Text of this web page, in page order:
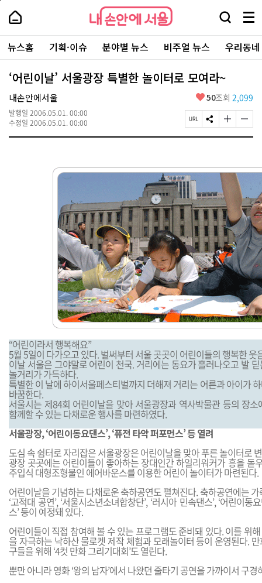
본
로
가
내
손
안
에
서
울
-
서
울
시
대
표
소
내
손
에
울
검
창
열
기
메
뉴
전
체
보
주
요
서
뉴스홈 기획·이슈 분야별 뉴스 비주얼 뉴스 우리동
‘어린이날’ 서울광장 특별한 놀이터로 모여라~
내손안에서울
발행일 2006.05.01. 00:00
수정일 2006.05.01. 00:00
좋
요
50조회 2,099
페
이
L
복
사
S
N
하
글
자
게
변
경
하
기
글
자
게
경
하
기
“어린이라서 행복해요”
5월 5일이 다가오고 있다. 벌써부터 서울 곳곳이 어린이들의 행복한 웃
이날 서울은 그야말로 어린이 천국. 거리에는 동요가 흘러나오고 발
놀거리가 가득하다.
특별한 이 날에 하이서울페스티벌까지 더해져 거리는 어른과 아이가
바꿈한다.
서울시는 제84회 어린이날을 맞아 서울광장과 역사박물관 등의 장
함께할 수 있는 다채로운 행사를 마련하였다.
서울광장, ‘어린이동요댄스’, ‘퓨전 타악 퍼포먼스’ 등 열려
도심 속 쉼터로 자리잡은 서울광장은 어린이날을 맞아 푸른 놀이터로
광장 곳곳에는 어린이들이 좋아하는 장대인간 하일리워커가 흥을 돋
주입식 대형조형물인 에어바운스를 이용한 어린이 놀이터가 마련된다.
어린이날을 기념하는 다채로운 축하공연도 펼쳐진다. 축하공연에는
‘고적대 공연’, ‘서울시소년소녀합창단’, ‘러시아 민속댄스’, ‘어린이동
스’ 등이 예정돼 있다.
어린이들이 직접 참여해 볼 수 있는 프로그램도 준비돼 있다. 이를 위
을 자극하는 낙하산 물로켓 제작 체험과 모래놀이터 등이 운영된다.
구들을 위해 ‘4컷 만화 그리기대회’도 열린다.
뿐만 아니라 영화 ‘왕의 남자’에서 나왔던 줄타기 공연을 가까이서 구
페
상
단
로